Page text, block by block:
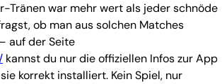
Tränen war mehr wert als jeder schnöde
ob man aus solchen Matches
kannst du nur die offiziellen Infos zur App
korrekt installiert. Kein Spiel, nur